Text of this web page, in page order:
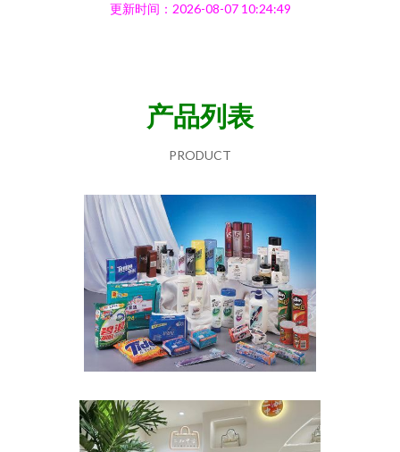
更新时间：2026-08-07 10:24:49
产品列表
PRODUCT